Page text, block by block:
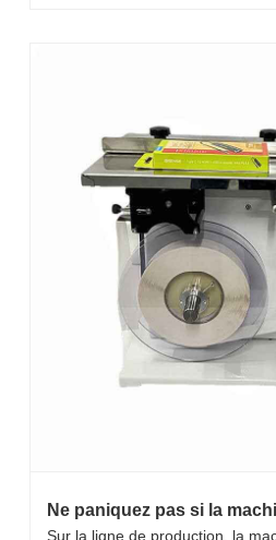
Ne paniquez pas si la
scellement fonctionne
Sur la ligne de production, la